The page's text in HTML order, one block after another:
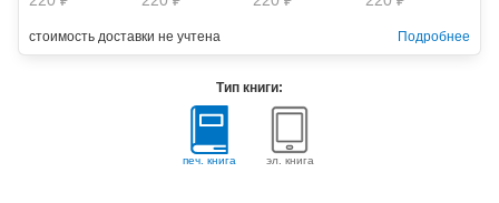
стоимость доставки не учтена Подробнее
Тип книги:
печ. книга эл. книга